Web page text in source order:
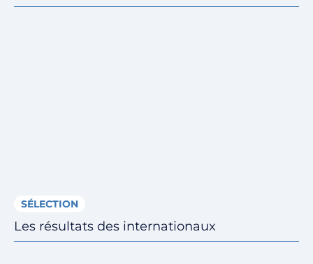
SÉLECTION
Les résultats des internationaux